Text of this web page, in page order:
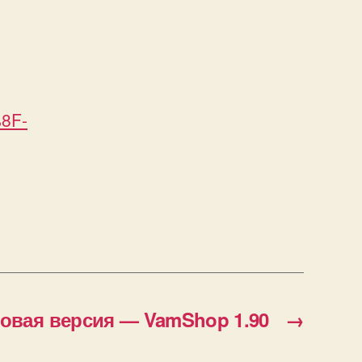
→
версия — VamShop 1.90